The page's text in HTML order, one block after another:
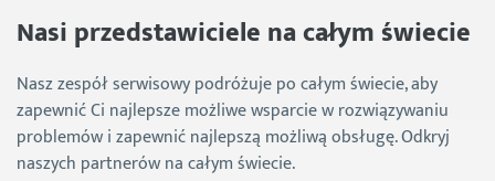
Nasi przedstawiciele na całym świecie
Nasz zespół serwisowy podróżuje po całym świecie, aby
zapewnić Ci najlepsze możliwe wsparcie w rozwiązywaniu
problemów i zapewnić najlepszą możliwą obsługę. Odkryj
naszych partnerów na całym świecie.